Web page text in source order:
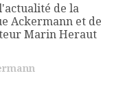
de la
Ackermann et de
Marin Heraut